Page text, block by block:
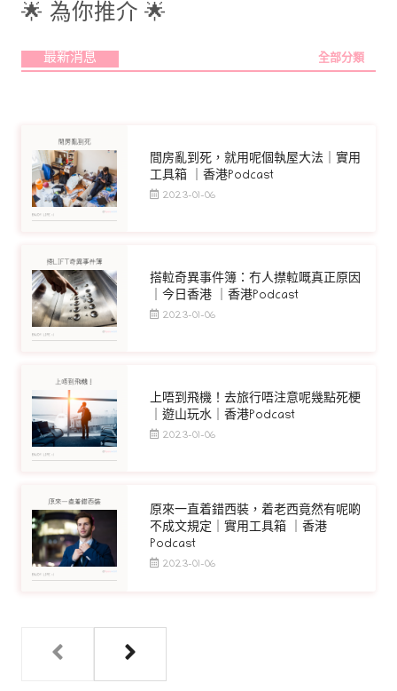
🌟 為你推介 🌟
最新消息 全部分類
間房亂到死，就用呢個執屋大法｜實用
工具箱 ｜香港Podcast
2023-01-06
搭𨋢奇異事件簿：冇人㩒𨋢嘅真正原因
｜今日香港 ｜香港Podcast
2023-01-06
上唔到飛機！去旅行唔注意呢幾點死梗
｜遊山玩水｜香港Podcast
2023-01-06
原來一直着錯西裝，着老西竟然有呢啲
不成文規定｜實用工具箱 ｜香港
Podcast
2023-01-06